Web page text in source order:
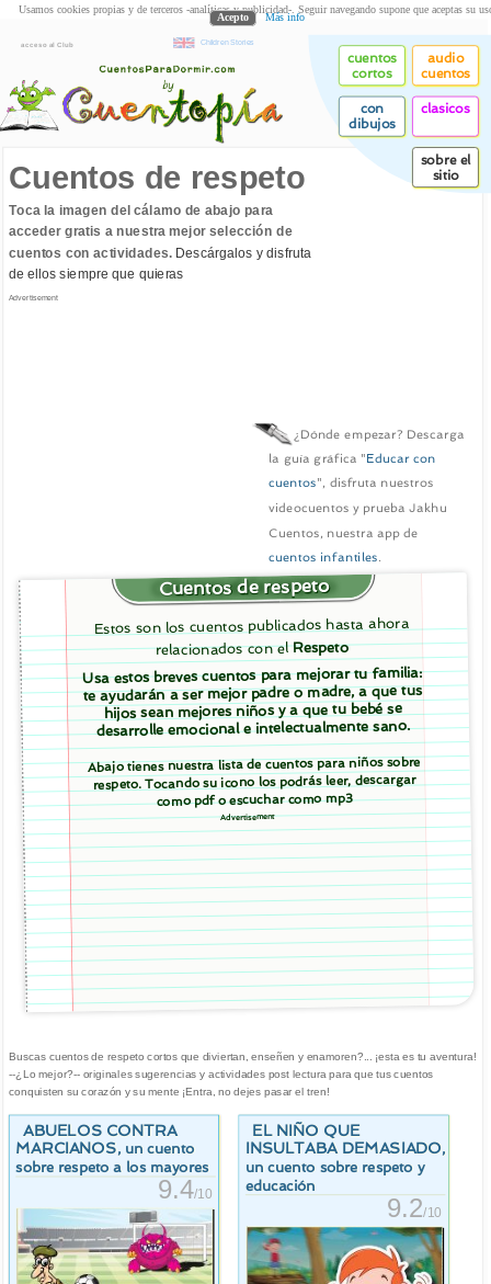
acceso al Club Children Stories
cuentos
cortos
audio
cuentos
con
dibujos
clasicos
sobre el
sitio
Cuentos de respeto
Toca la imagen del cálamo de abajo para
acceder gratis a nuestra mejor selección de
cuentos con actividades.Descárgalos y disfruta
de ellos siempre que quieras
Advertisement
¿Dónde empezar? Descarga
la guía gráfica "Educar con
cuentos", disfruta nuestros
videocuentos y prueba Jakhu
Cuentos, nuestra app de
cuentos infantiles.
Cuentos de respeto
Estos son los cuentos publicados hasta ahora
relacionados con elRespeto
Usa estos breves cuentos para mejorar tu familia:
te ayudarán a ser mejor padre o madre, a que tus
hijos sean mejores niños y a que tu bebé se
desarrolle emocional e intelectualmente sano.
Abajo tienes nuestra lista de cuentos para niños sobre
respeto. Tocando su icono los podrás leer, descargar
como pdf o escuchar como mp3
Advertisement
Buscas cuentos de respeto cortos que diviertan, enseñen y enamoren?... ¡esta es tu aventura!
--¿Lo mejor?-- originales sugerencias y actividades post lectura para que tus cuentos
conquisten su corazón y su mente ¡Entra, no dejes pasar el tren!
ABUELOS CONTRA
MARCIANOS, un cuento
sobre respeto a los mayores
9.4/10
EL NIÑO QUE
INSULTABA DEMASIADO,
un cuento sobre respeto y
educación
9.2/10
Usamos cookies propias y de terceros -analíticas y publicidad-. Seguir navegando supone que aceptas su
Acepto Más info